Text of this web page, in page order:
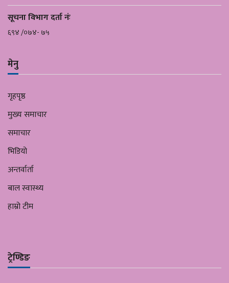
सूचना विभाग दर्ता नंः
६९४ /०७४- ७५
मेनु
गृहपृष्ठ
मुख्य समाचार
समाचार
भिडियो
अन्तर्वार्ता
बाल स्वास्थ्य
हाम्रो टीम
ट्रेण्डिङ